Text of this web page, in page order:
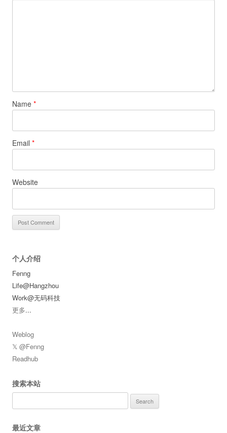
Name *
Email *
Website
个人介绍
Fenng
Life@Hangzhou
Work@无码科技
更多...
Weblog
𝕏 @Fenng
Readhub
搜索本站
for:
最近文章